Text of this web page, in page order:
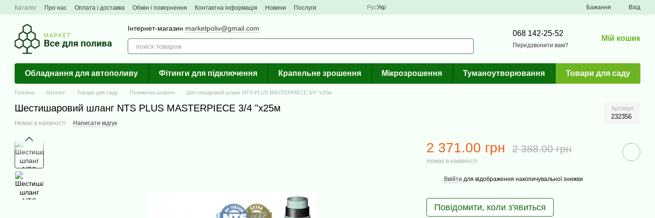
Перейти до основного контенту
Каталог Про нас Оплата і доставка Обмін і повернення Контактна інформація Новини Послуги РусУкр Бажання Вхід
Інтернет-магазин marketpoliv@gmail.com
068 142-25-52
Передзвонити вам?
Мій кошик
Обладнання для автополиву Фітинги для підключення Крапельне зрошення Мікрозрошення Туманоутворювання Товари для саду
Головна Каталог Товари для саду Поливочні шланги Шестишаровий шланг NTS PLUS MASTERPIECE 3/4 "x25м
Шестишаровий шланг NTS PLUS MASTERPIECE 3/4 "x25м Артикул
232356
Немає в наявності Написати відгук
2 371.00 грн 2 388.00 грн
Немає в наявності
Ввійти для відображення накопичувальної знижки
Повідомити, коли з'явиться